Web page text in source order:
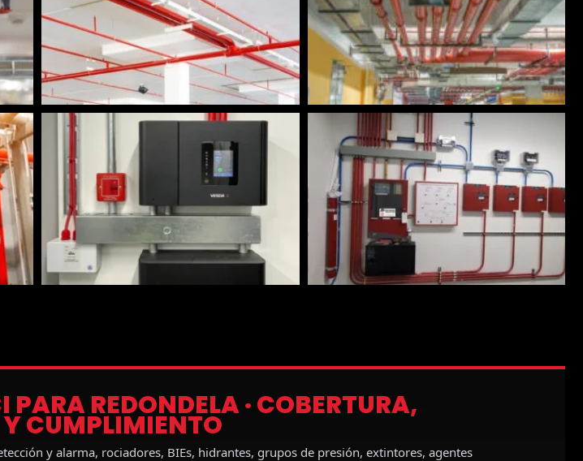
PARA REDONDELA · COBERTURA,
Y CUMPLIMIENTO
y alarma, rociadores, BIEs, hidrantes, grupos de presión, extintores, agentes